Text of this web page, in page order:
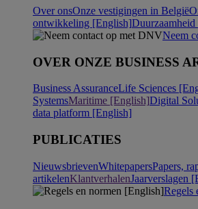
Over onsOnze vestigingen in België
ontwikkeling [English]
Neem
OVER ONZE BUSINESS
Business AssuranceLife Sciences
SystemsMaritime [English]Digital
data platform [English]
PUBLICATIES
NieuwsbrievenWhitepapersPapers,
artikelenKlantverhalenJaarverslagen
Regels